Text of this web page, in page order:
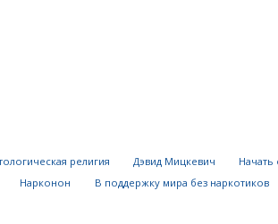
религия Дэвид Мицкевич Начать
Нарконон В поддержку мира без наркотиков